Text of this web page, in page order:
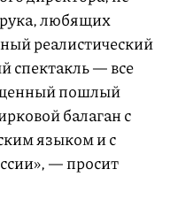
любящих
реалистический
спектакль — все
пошлый
балаган с
языком и с
— просит